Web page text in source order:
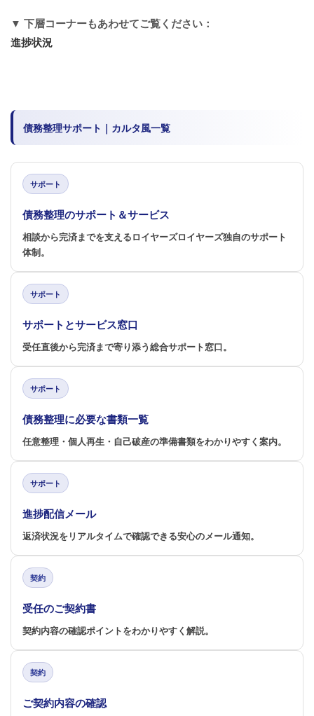
▼ 下層コーナーもあわせてご覧ください：
進捗状況
債務整理サポート｜カルタ風一覧
サポート
債務整理のサポート＆サービス
相談から完済までを支えるロイヤーズロイヤーズ独自のサポート
体制。
サポート
サポートとサービス窓口
受任直後から完済まで寄り添う総合サポート窓口。
サポート
債務整理に必要な書類一覧
任意整理・個人再生・自己破産の準備書類をわかりやすく案内。
サポート
進捗配信メール
返済状況をリアルタイムで確認できる安心のメール通知。
契約
受任のご契約書
契約内容の確認ポイントをわかりやすく解説。
契約
ご契約内容の確認